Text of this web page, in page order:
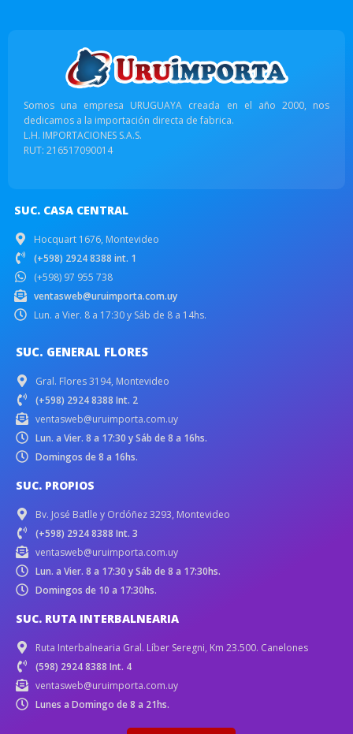
Somos una empresa URUGUAYA creada en el año 2000, nos
dedicamos a la importación directa de fabrica.
L.H. IMPORTACIONES S.A.S.
RUT: 216517090014
SUC. CASA CENTRAL
Hocquart 1676, Montevideo
(+598) 2924 8388 int. 1
(+598) 97 955 738
ventasweb@uruimporta.com.uy
Lun. a Vier. 8 a 17:30 y Sáb de 8 a 14hs.
SUC. GENERAL FLORES
Gral. Flores 3194, Montevideo
(+598) 2924 8388 Int. 2
ventasweb@uruimporta.com.uy
Lun. a Vier. 8 a 17:30 y Sáb de 8 a 16hs.
Domingos de 8 a 16hs.
SUC. PROPIOS
Bv. José Batlle y Ordóñez 3293, Montevideo
(+598) 2924 8388 Int. 3
ventasweb@uruimporta.com.uy
Lun. a Vier. 8 a 17:30 y Sáb de 8 a 17:30hs.
Domingos de 10 a 17:30hs.
SUC. RUTA INTERBALNEARIA
Ruta Interbalnearia Gral. Líber Seregni, Km 23.500. Canelones
(598) 2924 8388 Int. 4
ventasweb@uruimporta.com.uy
Lunes a Domingo de 8 a 21hs.